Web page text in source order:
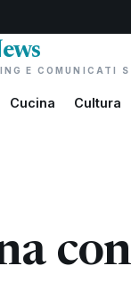
E COMUNICATI
Cucina Cultura